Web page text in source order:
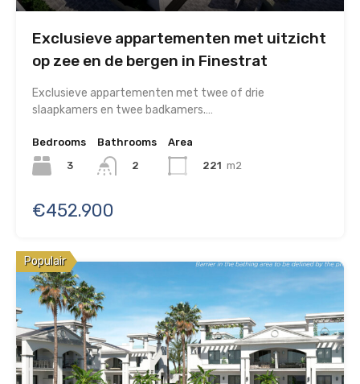
Exclusieve appartementen met uitzicht
op zee en de bergen in Finestrat
Exclusieve appartementen met twee of drie
slaapkamers en twee badkamers.…
Bedrooms
3
Bathrooms
2
Area
221 m2
€452.900
Populair